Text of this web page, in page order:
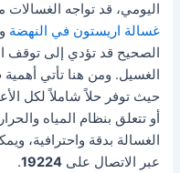
اليومي، قد تواجه
غسالة اريستون في النهضة
الصحيح قد تؤدي إلى توقف
الغسيل. ومن هنا تأتي أهمية
حيث توفر حلاً شاملاً لكل
أو تتعلق بنظام المياه
الغسالة بدقة واحترافية،
عبر الاتصال على19224
.